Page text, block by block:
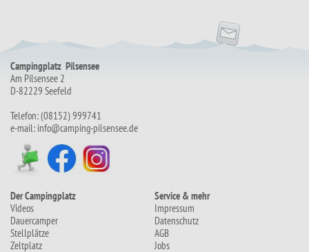
Campingplatz Pilsensee
Am Pilsensee 2
D-82229 Seefeld
Telefon: (08152) 999741
e-mail: info@camping-pilsensee.de
Der Campingplatz
Videos
Dauercamper
Stellplätze
Zeltplatz
Service & mehr
Impressum
Datenschutz
AGB
Jobs